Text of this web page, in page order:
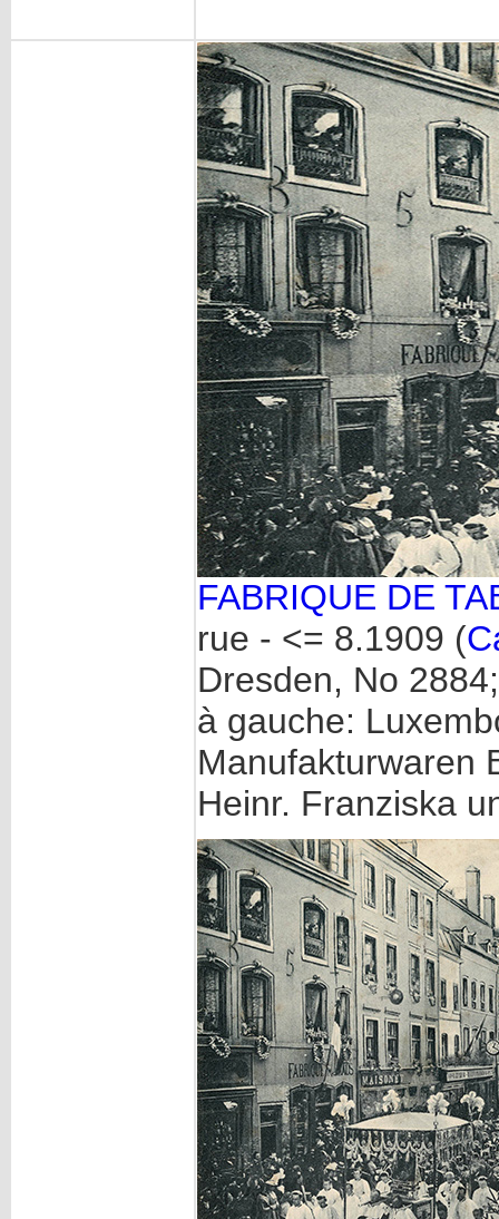
FABRIQUE DE
rue - <= 8.1909 (
Dresden, No
à gauche:
Manufakturwaren
Heinr. Franziska